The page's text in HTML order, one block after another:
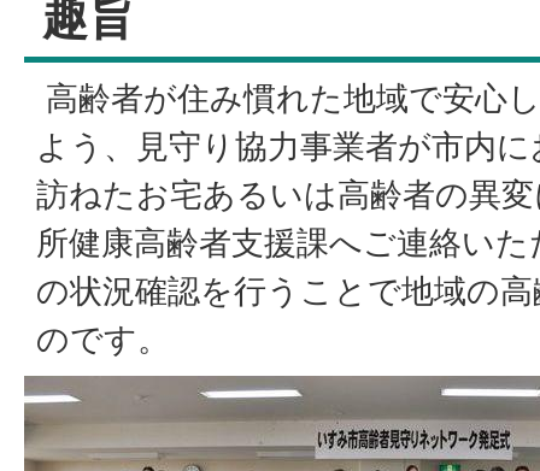
趣旨
高齢者が住み慣れた地域で安心
よう、見守り協力事業者が市内
訪ねたお宅あるいは高齢者の異
所健康高齢者支援課へご連絡い
の状況確認を行うことで地域の
のです。